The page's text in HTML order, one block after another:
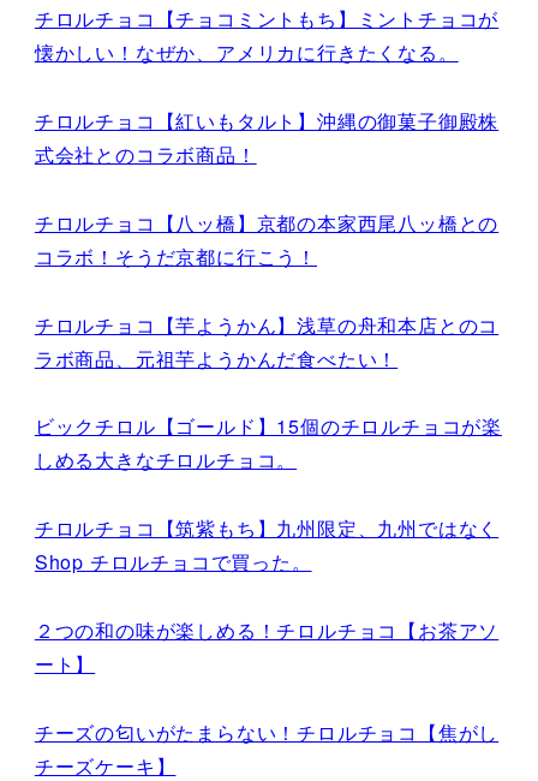
チロルチョコ【チョコミントもち】ミントチョコが
懐かしい！なぜか、アメリカに行きたくなる。
チロルチョコ【紅いもタルト】沖縄の御菓子御殿株
式会社とのコラボ商品！
チロルチョコ【八ッ橋】京都の本家西尾八ッ橋との
コラボ！そうだ京都に行こう！
チロルチョコ【芋ようかん】浅草の舟和本店とのコ
ラボ商品、元祖芋ようかんだ食べたい！
ビックチロル【ゴールド】15個のチロルチョコが楽
しめる大きなチロルチョコ。
チロルチョコ【筑紫もち】九州限定、九州ではなく
Shop チロルチョコで買った。
２つの和の味が楽しめる！チロルチョコ【お茶アソ
ート】
チーズの匂いがたまらない！チロルチョコ【焦がし
チーズケーキ】